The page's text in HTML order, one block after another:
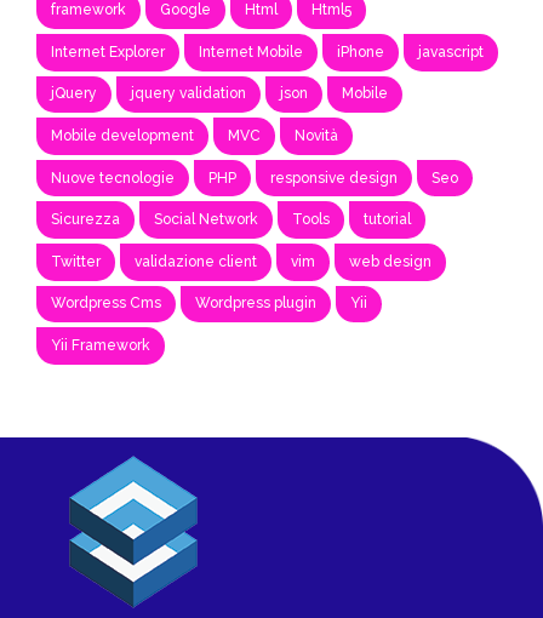
framework Google Html Html5
Internet Explorer Internet Mobile iPhone javascript
jQuery jquery validation json Mobile
Mobile development MVC Novità
Nuove tecnologie PHP responsive design Seo
Sicurezza Social Network Tools tutorial
Twitter validazione client vim web design
Wordpress Cms Wordpress plugin Yii
Yii Framework